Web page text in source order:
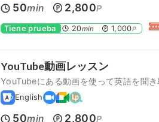
50min 2,800P
Tiene prueba 20min 1,000P
YouTube動画レッスン
YouTubeにある動画を使って英語を聞き
English
50min 2,800P